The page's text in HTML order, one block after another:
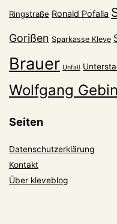
Ringstraße Ronald Pofalla
Gorißen Sparkasse Kleve
Brauer Unfall
Wolfgang
Seiten
Datenschutzerklärung
Kontakt
Über kleveblog